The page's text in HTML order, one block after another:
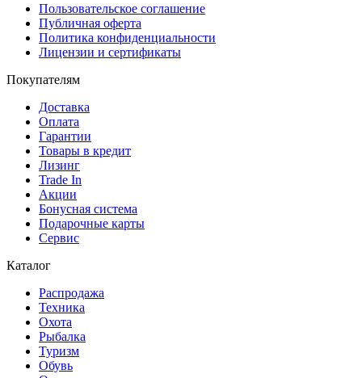
Пользовательское соглашение
Публичная оферта
Политика конфиденциальности
Лицензии и сертификаты
Покупателям
Доставка
Оплата
Гарантии
Товары в кредит
Лизинг
Trade In
Акции
Бонусная система
Подарочные карты
Сервис
Каталог
Распродажа
Техника
Охота
Рыбалка
Туризм
Обувь